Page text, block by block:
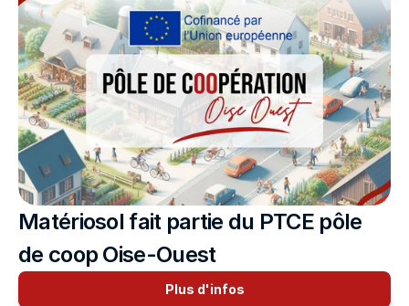
Matériosol fait partie du PTCE pôle
de coop Oise-Ouest
Plus d'infos